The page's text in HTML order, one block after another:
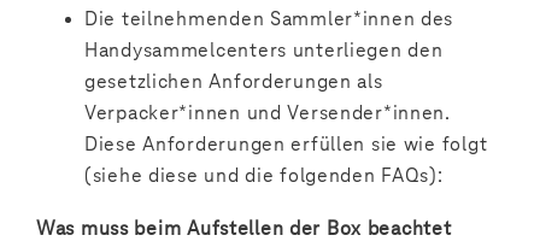
Die teilnehmenden Sammler*innen des
Handysammelcenters unterliegen den
gesetzlichen Anforderungen als
Verpacker*innen und Versender*innen.
Diese Anforderungen erfüllen sie wie folgt
(siehe diese und die folgenden FAQs):
Was muss beim Aufstellen der Box beachtet